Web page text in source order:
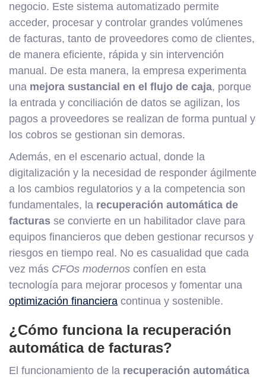
negocio. Este sistema automatizado permite
acceder, procesar y controlar grandes volúmenes
de facturas, tanto de proveedores como de clientes,
de manera eficiente, rápida y sin intervención
manual. De esta manera, la empresa experimenta
una mejora sustancial en el flujo de caja, porque
la entrada y conciliación de datos se agilizan, los
pagos a proveedores se realizan de forma puntual y
los cobros se gestionan sin demoras.
Además, en el escenario actual, donde la
digitalización y la necesidad de responder ágilmente
a los cambios regulatorios y a la competencia son
fundamentales, la recuperación automática de
facturas se convierte en un habilitador clave para
equipos financieros que deben gestionar recursos y
riesgos en tiempo real. No es casualidad que cada
vez más CFOs modernos confíen en esta
tecnología para mejorar procesos y fomentar una
optimización financiera continua y sostenible.
¿Cómo funciona la recuperación
automática de facturas?
El funcionamiento de la recuperación automática